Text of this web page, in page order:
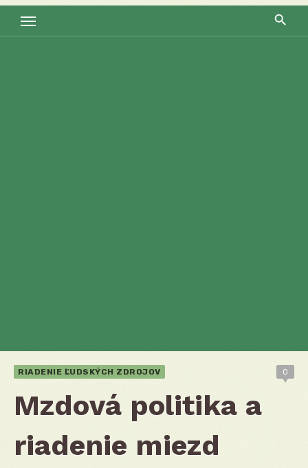
RIADENIE ĽUDSKÝCH ZDROJOV 0
Mzdová politika a
riadenie miezd